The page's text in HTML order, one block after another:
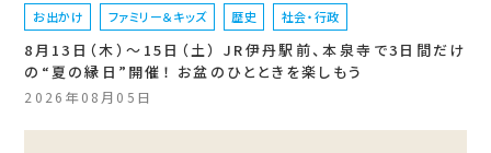
お出かけ ファミリー＆キッズ 歴史 社会・行政
8月13日（木）〜15日（土） JR伊丹駅前、本泉寺で3日間だけ
の“夏の縁日”開催！ お盆のひとときを楽しもう
2026年08月05日